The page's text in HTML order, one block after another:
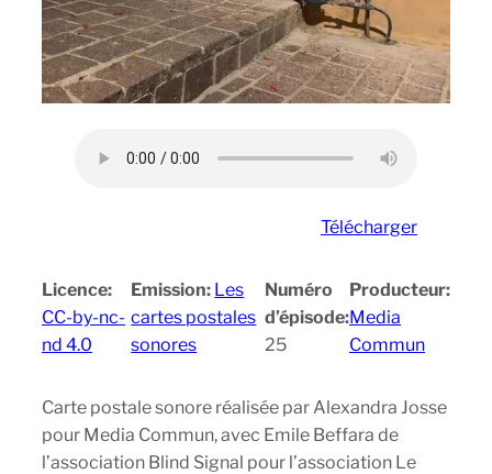
Télécharger
Licence:
CC-by-nc-
nd 4.0
Emission: Les
cartes postales
sonores
Numéro
d’épisode:
25
Producteur:
Media
Commun
Carte postale sonore réalisée par Alexandra Josse
pour Media Commun, avec Emile Beffara de
l’association Blind Signal pour l’association Le